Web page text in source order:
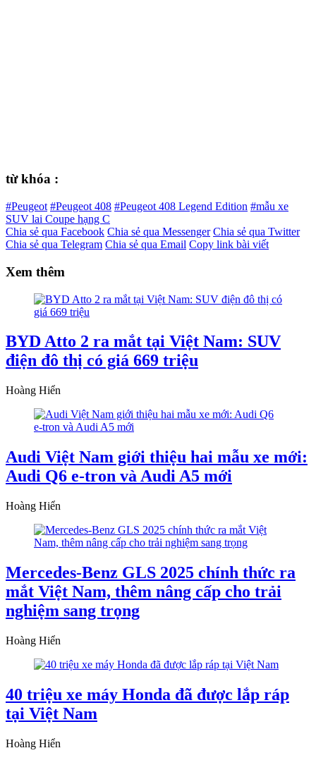
từ khóa :
#Peugeot #Peugeot 408 #Peugeot 408 Legend Edition #mẫu xe
SUV lai Coupe hạng C
Chia sẻ qua Facebook Chia sẻ qua Messenger Chia sẻ qua Twitter
Chia sẻ qua Telegram Chia sẻ qua Email Copy link bài viết
Xem thêm
BYD Atto 2 ra mắt tại Việt Nam: SUV
điện đô thị có giá 669 triệu
Hoàng Hiển
Audi Việt Nam giới thiệu hai mẫu xe mới:
Audi Q6 e-tron và Audi A5 mới
Hoàng Hiển
Mercedes-Benz GLS 2025 chính thức ra
mắt Việt Nam, thêm nâng cấp cho trải
nghiệm sang trọng
Hoàng Hiển
40 triệu xe máy Honda đã được lắp ráp
tại Việt Nam
Hoàng Hiển